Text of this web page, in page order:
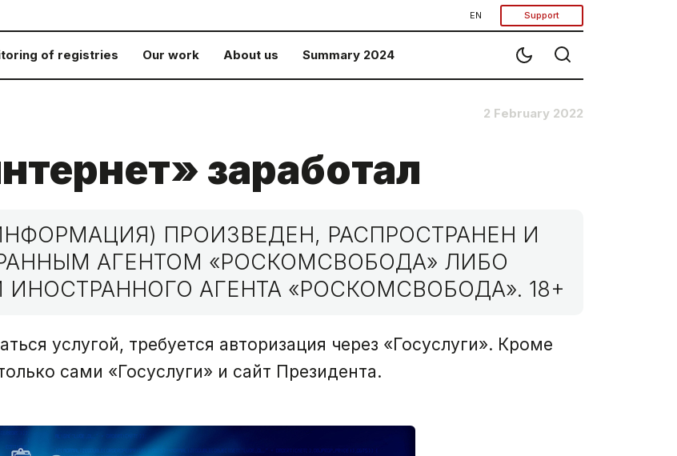
EN Support
of registries Our work About us Summary 2024
2 February 2022
заработал
ПРОИЗВЕДЕН, РАСПРОСТРАНЕН И
АГЕНТОМ «РОСКОМСВОБОДА» ЛИБО
АГЕНТА «РОСКОМСВОБОДА». 18+
услугой, требуется авторизация через «Госуслуги». Кроме
сами «Госуслуги» и сайт Президента.